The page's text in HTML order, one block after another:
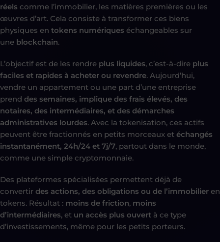
réels comme l’immobilier, les matières premières ou les
œuvres d’art. Cela consiste à transformer ces biens
physiques en tokens numériques échangeables sur
une blockchain.
L’objectif est de les rendre plus liquides, c’est-à-dire plus
faciles et rapides à acheter ou revendre. Aujourd’hui,
vendre un appartement ou une part d’une entreprise
prend des semaines, implique des frais élevés, des
notaires, des intermédiaires, et des démarches
administratives lourdes. Avec la tokenisation, ces actifs
peuvent être fractionnés en petits morceaux et échangés
instantanément, 24h/24 et 7j/7, partout dans le monde,
comme une simple cryptomonnaie.
Des plateformes spécialisées permettent déjà de
convertir des actions, des obligations ou de l’immobilier en
tokens. Résultat : moins de friction, moins
d’intermédiaires, et un accès plus ouvert à ce type
d’investissements, même pour les petits porteurs.